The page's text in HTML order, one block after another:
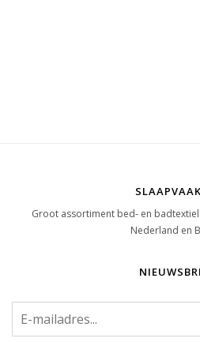
Groot assortiment bed- en
Nederland en